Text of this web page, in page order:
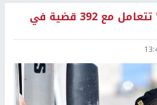
"الضابطة الجمركية" تتعامل مع 392 قضية في